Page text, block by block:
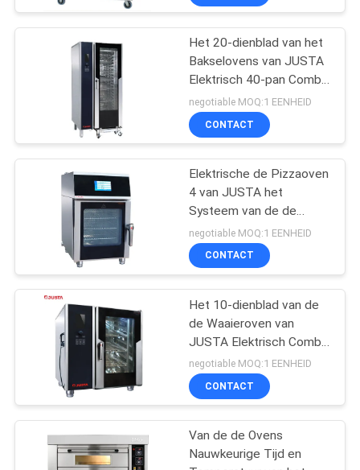
Commercieel
Buffetmateriaal
42
Commerciële
koelkast met
diepvriezer
114
Het Materiaal van
Het 20-dienblad van het
Bakselovens van JUSTA
Elektrisch 40-pan Combi-
de Controlesysteem van
de Stoombootcomputer
negotiable MOQ:1 EENHEID
CONTACT
Elektrische de Pizzaoven
4 van JUSTA het
Systeem van de de
Stoomboot Digitale
Controle van
Dienbladcombi
negotiable MOQ:1 EENHEID
CONTACT
Het 10-dienblad van de
de Waaieroven van
JUSTA Elektrisch Combi-
Baksel dat Oven ewr-10-
11-h stoomt
negotiable MOQ:1 EENHEID
CONTACT
Van de de Ovens
Nauwkeurige Tijd en